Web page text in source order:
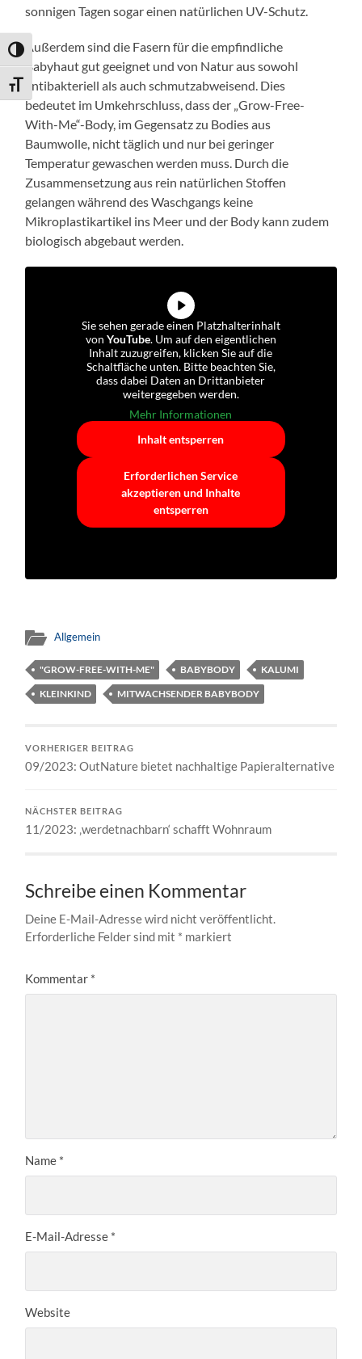
Umschalten auf hohe Kontraste
Schrift vergrößern
sonnigen Tagen sogar einen natürlichen UV-Schutz.
Außerdem sind die Fasern für die empfindliche
Babyhaut gut geeignet und von Natur aus sowohl
antibakteriell als auch schmutzabweisend. Dies
bedeutet im Umkehrschluss, dass der „Grow-Free-
With-Me“-Body, im Gegensatz zu Bodies aus
Baumwolle, nicht täglich und nur bei geringer
Temperatur gewaschen werden muss. Durch die
Zusammensetzung aus rein natürlichen Stoffen
gelangen während des Waschgangs keine
Mikroplastikartikel ins Meer und der Body kann zudem
biologisch abgebaut werden.
Sie sehen gerade einen Platzhalterinhalt
von YouTube. Um auf den eigentlichen
Inhalt zuzugreifen, klicken Sie auf die
Schaltfläche unten. Bitte beachten Sie,
dass dabei Daten an Drittanbieter
weitergegeben werden.
Mehr Informationen
Inhalt entsperren
Erforderlichen Service
akzeptieren und Inhalte
entsperren
Allgemein
"GROW-FREE-WITH-ME" BABYBODY
KALUMI
KLEINKIND
MITWACHSENDER BABYBODY
VORHERIGER BEITRAG
09/2023: OutNature bietet nachhaltige Papieralternative
NÄCHSTER BEITRAG
11/2023: ‚werdetnachbarn‘ schafft Wohnraum
Schreibe einen Kommentar
Deine E-Mail-Adresse wird nicht veröffentlicht.
Erforderliche Felder sind mit * markiert
Kommentar *
Name *
E-Mail-Adresse *
Website